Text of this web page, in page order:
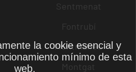
Sentmenat
Fontrubí
Montmaneu
Montgat
la cookie esencial y
mínimo de esta
web.